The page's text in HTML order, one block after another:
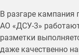
В разгаре кампания
АО «ДСУ-3»
разметки
даже качественно